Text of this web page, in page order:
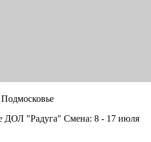
ДОЛ "Радуга" Смена: 8 - 17 июля